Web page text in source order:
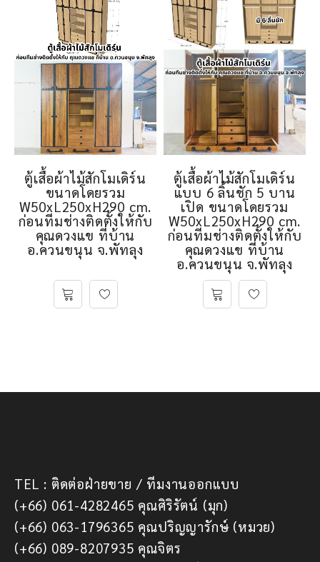
ตู้เสื้อผ้าไม้สักโมเดิร์น
ขนาดโดยรวม
W50xL250xH290 cm.
ก่อนทีมช่างติดตั้งให้กับ
คุณดวงแข ที่บ้าน
อ.ควนขนุน จ.พัทลุง
ตู้เสื้อผ้าไม้สักโมเดิร์น
แบบ 6 ลิ้นชัก 5 บาน
เปิด ขนาดโดยรวม
W50xL250xH290 cm.
ก่อนทีมช่างติดตั้งให้กับ
คุณดวงแข ที่บ้าน
อ.ควนขนุน จ.พัทลุง
TEL : ติดต่อฝ่ายขาย / ทีมงานออกแบบ
(+66) 061-4282465 คุณศิริรัตน์ (มุก)
(+66) 063-1796365 คุณปริญญารักษ์ (หมวย)
(+66) 089-8207935 คุณจิตร